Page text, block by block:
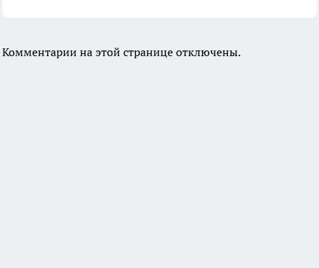
Комментарии на этой странице отключены.